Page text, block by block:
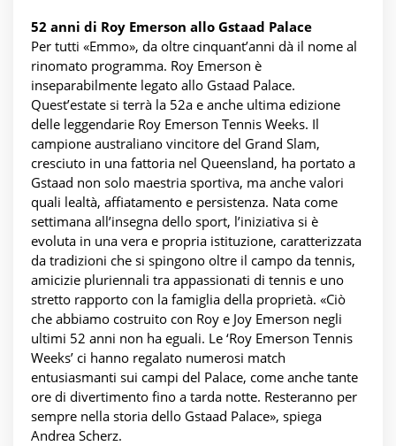
52 anni di Roy Emerson allo Gstaad Palace
Per tutti «Emmo», da oltre cinquant’anni dà il nome al
rinomato programma. Roy Emerson è
inseparabilmente legato allo Gstaad Palace.
Quest’estate si terrà la 52a e anche ultima edizione
delle leggendarie Roy Emerson Tennis Weeks. Il
campione australiano vincitore del Grand Slam,
cresciuto in una fattoria nel Queensland, ha portato a
Gstaad non solo maestria sportiva, ma anche valori
quali lealtà, affiatamento e persistenza. Nata come
settimana all’insegna dello sport, l’iniziativa si è
evoluta in una vera e propria istituzione, caratterizzata
da tradizioni che si spingono oltre il campo da tennis,
amicizie pluriennali tra appassionati di tennis e uno
stretto rapporto con la famiglia della proprietà. «Ciò
che abbiamo costruito con Roy e Joy Emerson negli
ultimi 52 anni non ha eguali. Le ‘Roy Emerson Tennis
Weeks’ ci hanno regalato numerosi match
entusiasmanti sui campi del Palace, come anche tante
ore di divertimento fino a tarda notte. Resteranno per
sempre nella storia dello Gstaad Palace», spiega
Andrea Scherz.